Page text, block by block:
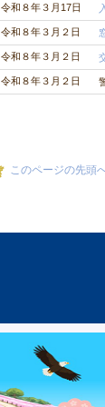
令和８年３月17日
令和８年３月２日
令和８年３月２日
令和８年３月２日
このページの先頭